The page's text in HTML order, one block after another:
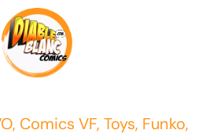
Comics VF, Toys, Funko,